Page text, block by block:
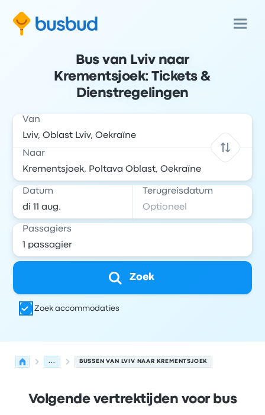
Bus van Lviv naar
Krementsjoek: Tickets &
Dienstregelingen
Van
Naar
Datum Terugreisdatum
Passagiers
Zoek
Zoek accommodaties
... BUSSEN VAN LVIV NAAR KREMENTSJOEK
Volgende vertrektijden voor bus